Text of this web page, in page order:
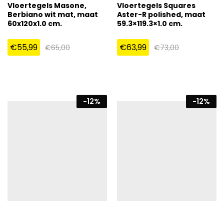
Vloertegels Masone,
Berbiano wit mat, maat
60x120x1.0 cm.
€55,99 €65,00
Vloertegels Squares
Aster-R polished, maat
59.3×119.3×1.0 cm.
€63,99 €73,00
-12% -12%